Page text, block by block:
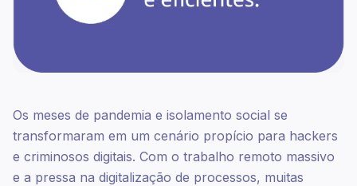
Os meses de pandemia e isolamento social se
transformaram em um cenário propício para hackers
e criminosos digitais. Com o trabalho remoto massivo
e a pressa na digitalização de processos, muitas